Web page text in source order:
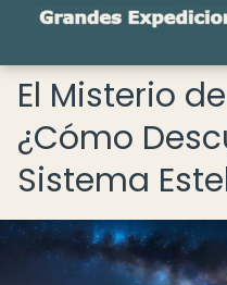
El Misterio
¿Cómo
Sistema